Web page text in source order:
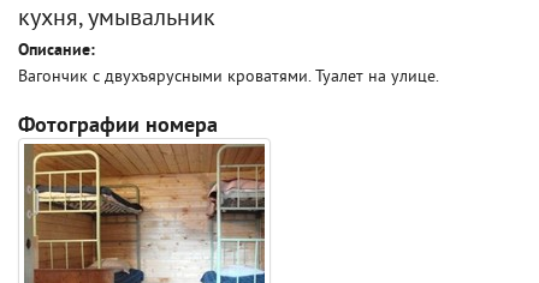
кухня, умывальник
Описание:
Вагончик с двухъярусными кроватями. Туалет на улице.
Фотографии номера